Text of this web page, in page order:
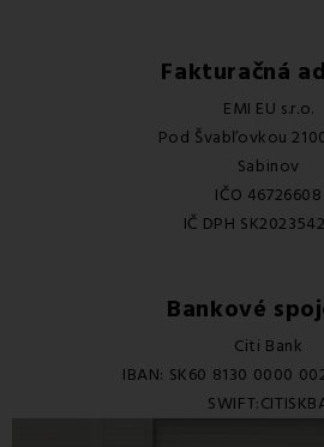
Fakturačná
EMI EU s.r.o.
Pod Švabľovkou
Sabinov
IČO 46726608
IČ DPH
Bankové
Citi Bank
IBAN: SK60 8130 0000